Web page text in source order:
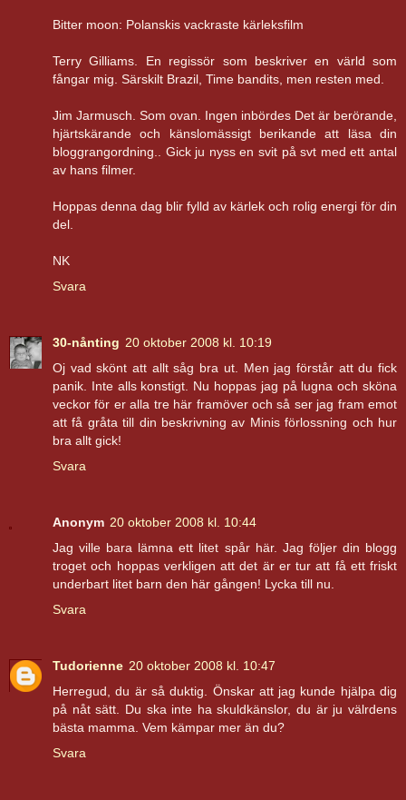
Bitter moon: Polanskis vackraste kärleksfilm
Terry Gilliams. En regissör som beskriver en värld som
fångar mig. Särskilt Brazil, Time bandits, men resten med.
Jim Jarmusch. Som ovan. Ingen inbördes Det är berörande,
hjärtskärande och känslomässigt berikande att läsa din
bloggrangordning.. Gick ju nyss en svit på svt med ett antal
av hans filmer.
Hoppas denna dag blir fylld av kärlek och rolig energi för din
del.
NK
Svara
30-nånting 20 oktober 2008 kl. 10:19
Oj vad skönt att allt såg bra ut. Men jag förstår att du fick
panik. Inte alls konstigt. Nu hoppas jag på lugna och sköna
veckor för er alla tre här framöver och så ser jag fram emot
att få gråta till din beskrivning av Minis förlossning och hur
bra allt gick!
Svara
Anonym 20 oktober 2008 kl. 10:44
Jag ville bara lämna ett litet spår här. Jag följer din blogg
troget och hoppas verkligen att det är er tur att få ett friskt
underbart litet barn den här gången! Lycka till nu.
Svara
Tudorienne 20 oktober 2008 kl. 10:47
Herregud, du är så duktig. Önskar att jag kunde hjälpa dig
på nåt sätt. Du ska inte ha skuldkänslor, du är ju välrdens
bästa mamma. Vem kämpar mer än du?
Svara